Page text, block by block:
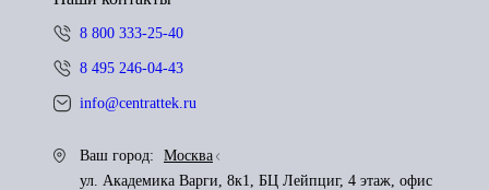
8 800 333-25-40
8 495 246-04-43
info@centrattek.ru
Ваш город:
Москва
ул. Академика Варги, 8к1, БЦ Лейпциг, 4 этаж, офис